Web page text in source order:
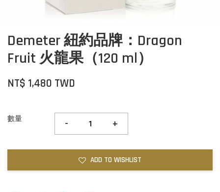
Demeter 紐約品牌：Dragon
Fruit 火龍果（120 ml）
NT$ 1,480 TWD
數量 - +
ADD TO WISHLIST